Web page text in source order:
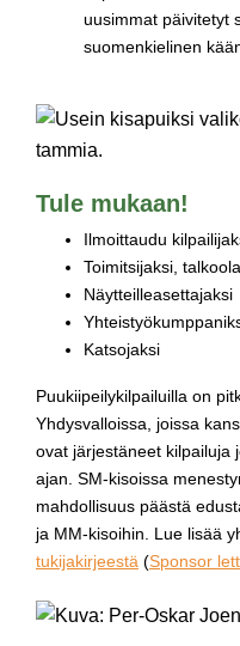
uusimmat päivitetyt
suomenkielinen
Tule mukaan!
Ilmoittaudu
Toimitsijaksi,
Näytteilleasettajaksi
Katsojaksi
Puukiipeilykilpailuilla on
Yhdysvalloissa, joissa
ovat järjestäneet kilpailuja
ajan. SM-kisoissa
mahdollisuus päästä
ja MM-kisoihin. Lue lisää
tukijakirjeestä (Sponsor